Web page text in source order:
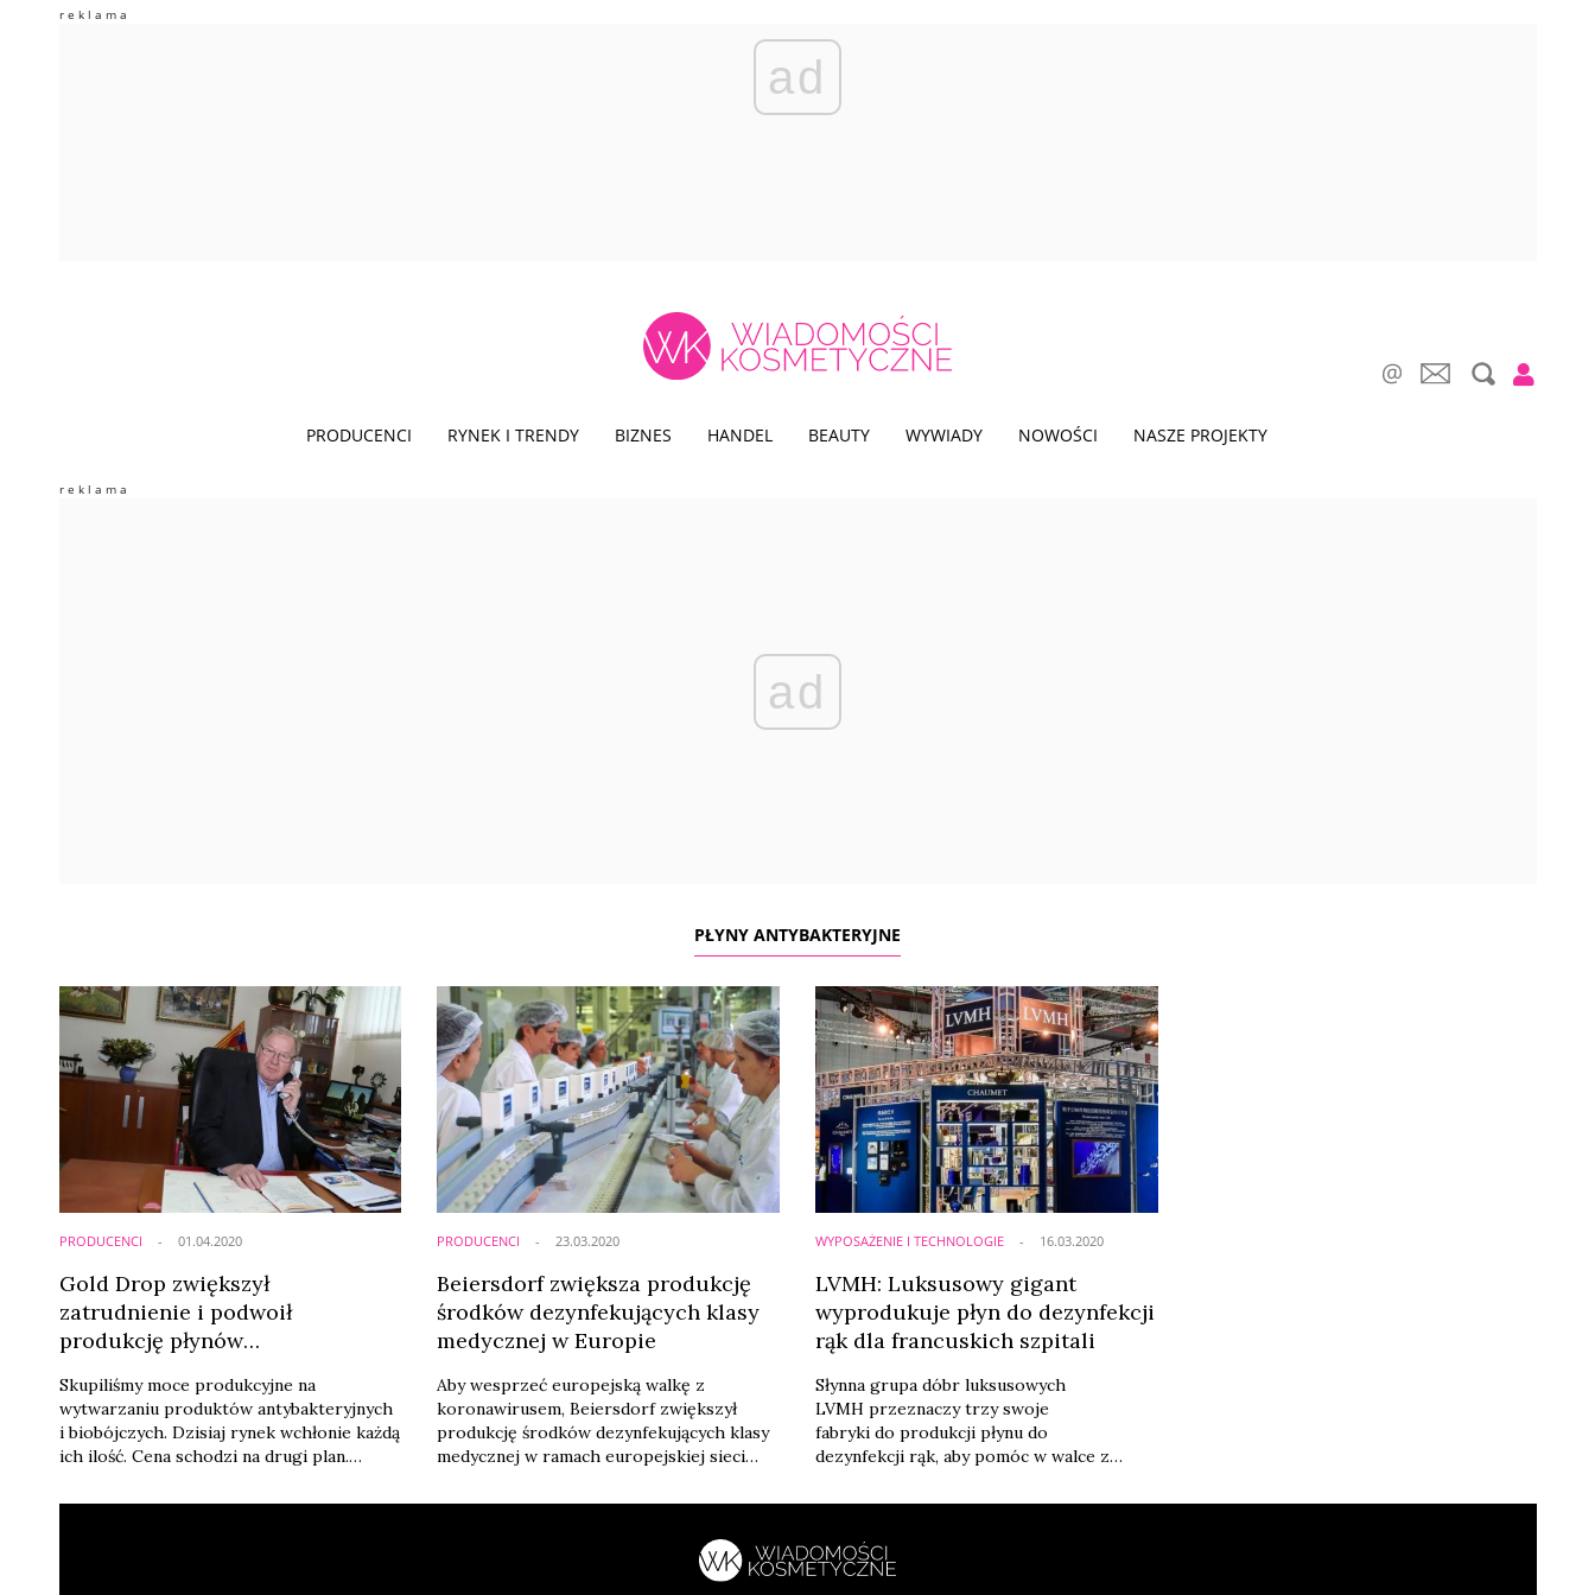
ad
PRODUCENCI RYNEK I TRENDY BIZNES HANDEL BEAUTY WYWIADY NOWOŚCI NASZE PROJEKTY
ad
PŁYNY ANTYBAKTERYJNE
PRODUCENCI
Gold Drop zwiększył
zatrudnienie i podwoił
produkcję płynów
Skupiliśmy moce produkcyjne na
wytwarzaniu produktów antybakteryjnych
i biobójczych. Dzisiaj rynek wchłonie każdą
ich ilość. Cena schodzi na drugi plan.
maszynowy pracuje na pełnych obrotach.
01.04.2020 PRODUCENCI
Beiersdorf zwiększa produkcję
środków dezynfekujących klasy
medycznej w Europie
Aby wesprzeć europejską walkę z
koronawirusem, Beiersdorf zwiększył
produkcję środków dezynfekujących klasy
medycznej w ramach europejskiej sieci
23.03.2020 WYPOSAŻENIE I TECHNOLOGIE
LVMH: Luksusowy gigant
wyprodukuje płyn do dezynfekcji
rąk dla francuskich szpitali
Słynna grupa dóbr luksusowych
LVMH przeznaczy trzy swoje
fabryki do produkcji płynu do
dezynfekcji rąk, aby pomóc w walce z
16.03.2020